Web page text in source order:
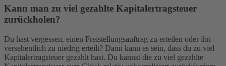
Kann man zu viel gezahlte Kapitalertragsteuer
zurückholen?
Du hast vergessen, einen Freistellungsauftrag zu erteilen oder ihn
versehentlich zu niedrig erteilt? Dann kann es sein, dass du zu viel
Kapitalertragsteuer gezahlt hast. Du kannst die zu viel gezahlte